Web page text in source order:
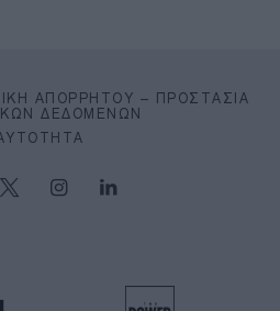
ΑΠΟΡΡΉΤΟΥ – ΠΡΟΣΤΑΣΊΑ
ΔΕΔΟΜΈΝΩΝ